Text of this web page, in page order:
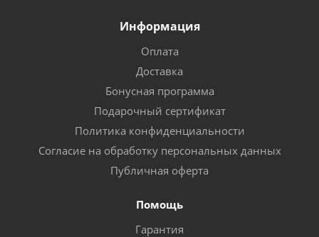
Информация
Оплата
Доставка
Бонусная программа
Подарочный сертификат
Политика конфиденциальности
Согласие на обработку персональных данных
Публичная оферта
Помощь
Гарантия